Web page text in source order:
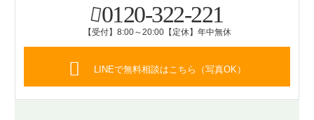
0120-322-221
【受付】8:00～20:00【定休】年中無休
LINEで無料相談はこちら（写真OK）